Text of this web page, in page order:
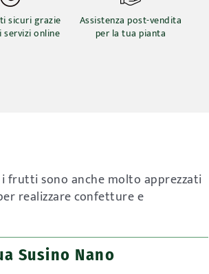
sicuri grazie
online
Assistenza post-vendita
per la tua pianta
frutti sono anche molto apprezzati
realizzare confetture e
Susino Nano